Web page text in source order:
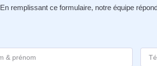
En remplissant ce formulaire, notre équipe